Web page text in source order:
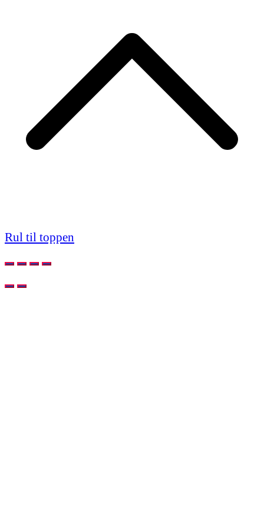
Rul til toppen